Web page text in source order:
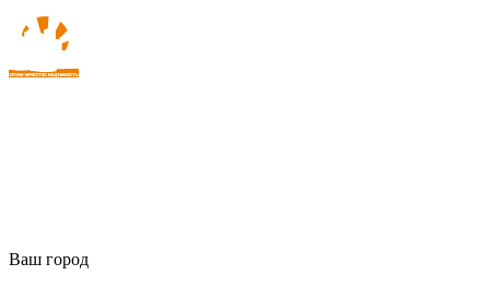
Ваш город